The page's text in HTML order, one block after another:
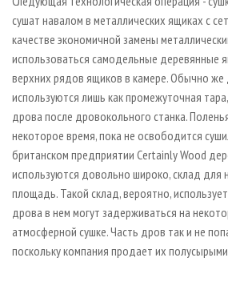
сушат навалом в металлических ящиках с
качестве экономичной замены
использоваться самодельные деревянные
верхних рядов ящиков в камере. Обычно
используются лишь как промежуточная
дрова после дровокольного станка.
некоторое время, пока не освободится
британском предприятии Certainly Wood
используются довольно широко, склад для
площадь. Такой склад, вероятно,
дрова в нем могут задерживаться на
атмосферной сушке. Часть дров так и не
поскольку компания продает их